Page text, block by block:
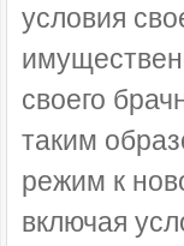
условия
своего
таким
режим к
включая